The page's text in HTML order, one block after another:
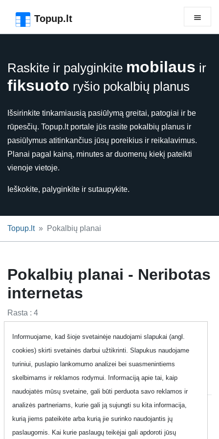
Topup.lt
Raskite ir palyginkite mobilaus ir
fiksuoto ryšio pokalbių planus
Išsirinkite tinkamiausią pasiūlymą greitai, patogiai ir be
rūpesčių. Topup.lt portale jūs rasite pokalbių planus ir
pasiūlymus atitinkančius jūsų poreikius ir reikalavimus.
Planai pagal kainą, minutes ar duomenų kiekį pateikti
vienoje vietoje.
Ieškokite, palyginkite ir sutaupykite.
Topup.lt Pokalbių planai
Pokalbių planai - Neribotas
internetas
Rasta : 4
Pokalbių planai Mobilaus ryšio planai
Fiksuotas ryšio planai Planai verslo klientams
Pasidalinti:
Informuojame, kad šioje svetainėje naudojami slapukai (angl.
cookies) skirti svetainės darbui užtikrinti. Slapukus naudojame
turiniui, puslapio lankomumo analizei bei suasmenintiems
skelbimams ir reklamos rodymui. Informaciją apie tai, kaip
naudojatės mūsų svetaine, gali būti perduota savo reklamos ir
analizės partneriams, kurie gali ją sujungti su kita informacija,
kurią jiems pateikėte arba kurią jie surinko naudojantis jų
paslaugomis. Kai kurie paslaugų teikėjai gali apdoroti jūsų